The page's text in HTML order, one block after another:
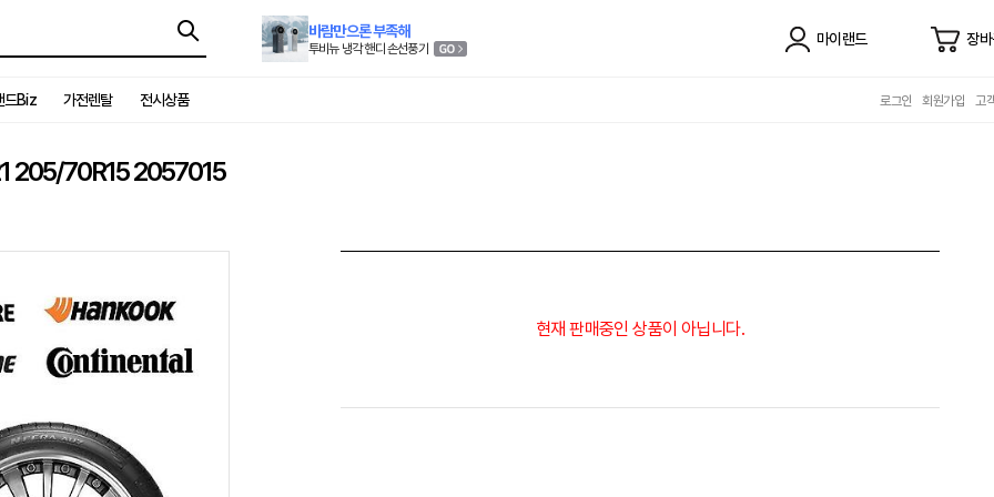
바람만으론 부족해
투비뉴 냉각 핸디 손선풍기
마이랜드 장
드Biz 가전렌탈 전시상품 로그인 회원가입 고
205/70R15 2057015
현재 판매중인 상품이 아닙니다.